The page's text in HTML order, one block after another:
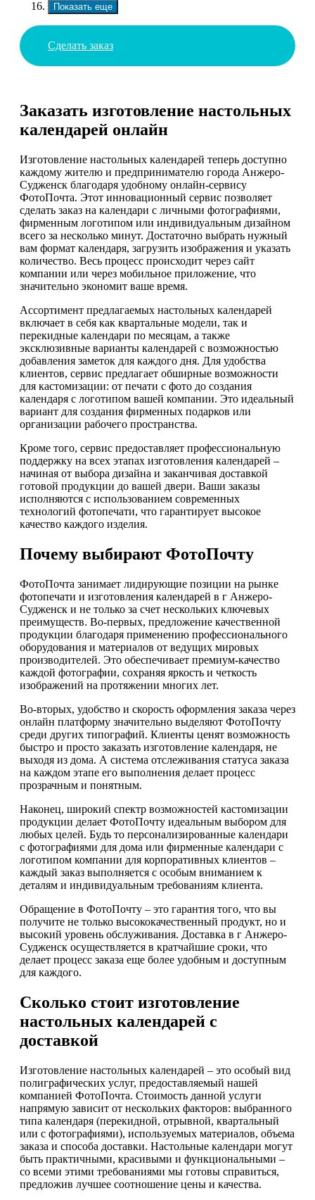
Показать еще
Сделать заказ
Заказать изготовление настольных
календарей онлайн
Изготовление настольных календарей теперь доступно
каждому жителю и предпринимателю города Анжеро-
Судженск благодаря удобному онлайн-сервису
ФотоПочта. Этот инновационный сервис позволяет
сделать заказ на календари с личными фотографиями,
фирменным логотипом или индивидуальным дизайном
всего за несколько минут. Достаточно выбрать нужный
вам формат календаря, загрузить изображения и указать
количество. Весь процесс происходит через сайт
компании или через мобильное приложение, что
значительно экономит ваше время.
Ассортимент предлагаемых настольных календарей
включает в себя как квартальные модели, так и
перекидные календари по месяцам, а также
эксклюзивные варианты календарей с возможностью
добавления заметок для каждого дня. Для удобства
клиентов, сервис предлагает обширные возможности
для кастомизации: от печати с фото до создания
календаря с логотипом вашей компании. Это идеальный
вариант для создания фирменных подарков или
организации рабочего пространства.
Кроме того, сервис предоставляет профессиональную
поддержку на всех этапах изготовления календарей –
начиная от выбора дизайна и заканчивая доставкой
готовой продукции до вашей двери. Ваши заказы
исполняются с использованием современных
технологий фотопечати, что гарантирует высокое
качество каждого изделия.
Почему выбирают ФотоПочту
ФотоПочта занимает лидирующие позиции на рынке
фотопечати и изготовления календарей в г Анжеро-
Судженск и не только за счет нескольких ключевых
преимуществ. Во-первых, предложение качественной
продукции благодаря применению профессионального
оборудования и материалов от ведущих мировых
производителей. Это обеспечивает премиум-качество
каждой фотографии, сохраняя яркость и четкость
изображений на протяжении многих лет.
Во-вторых, удобство и скорость оформления заказа через
онлайн платформу значительно выделяют ФотоПочту
среди других типографий. Клиенты ценят возможность
быстро и просто заказать изготовление календаря, не
выходя из дома. А система отслеживания статуса заказа
на каждом этапе его выполнения делает процесс
прозрачным и понятным.
Наконец, широкий спектр возможностей кастомизации
продукции делает ФотоПочту идеальным выбором для
любых целей. Будь то персонализированные календари
с фотографиями для дома или фирменные календари с
логотипом компании для корпоративных клиентов –
каждый заказ выполняется с особым вниманием к
деталям и индивидуальным требованиям клиента.
Обращение в ФотоПочту – это гарантия того, что вы
получите не только высококачественный продукт, но и
высокий уровень обслуживания. Доставка в г Анжеро-
Судженск осуществляется в кратчайшие сроки, что
делает процесс заказа еще более удобным и доступным
для каждого.
Сколько стоит изготовление
настольных календарей с
доставкой
Изготовление настольных календарей – это особый вид
полиграфических услуг, предоставляемый нашей
компанией ФотоПочта. Стоимость данной услуги
напрямую зависит от нескольких факторов: выбранного
типа календаря (перекидной, отрывной, квартальный
или с фотографиями), используемых материалов, объема
заказа и способа доставки. Настольные календари могут
быть практичными, красивыми и функциональными –
со всеми этими требованиями мы готовы справиться,
предложив лучшее соотношение цены и качества.